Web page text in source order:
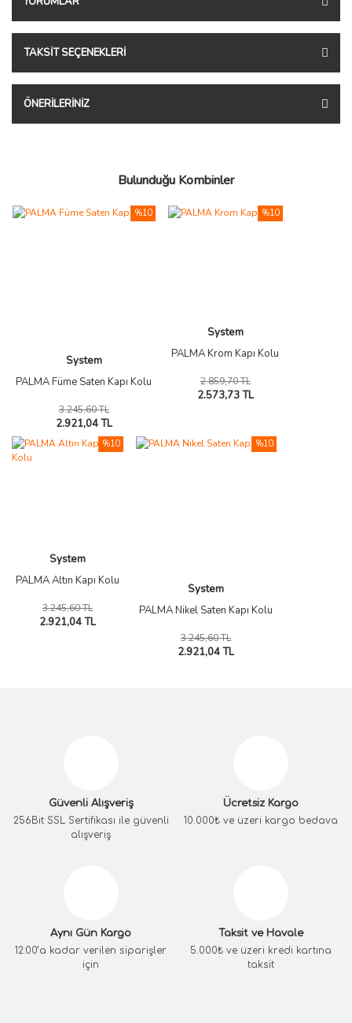
TAKSIT SEÇENEKLERI
ÖNERILERINIZ
Bulunduğu Kombinler
System
PALMA Füme Saten Kapı Kolu
3.245,60 TL
2.921,04 TL
%10
System
PALMA Krom Kapı Kolu
2.859,70 TL
2.573,73 TL
%10
System
PALMA Altın Kapı Kolu
3.245,60 TL
2.921,04 TL
%10
System
PALMA Nikel Saten Kapı Kolu
3.245,60 TL
2.921,04 TL
%10
Güvenli Alışveriş
256Bit SSL Sertifikası ile güvenli
alışveriş
Ücretsiz Kargo
10.000₺ ve üzeri kargo bedava
Aynı Gün Kargo
12:00’a kadar verilen siparişler
için
Taksit ve Havale
5.000₺ ve üzeri kredi kartına
taksit